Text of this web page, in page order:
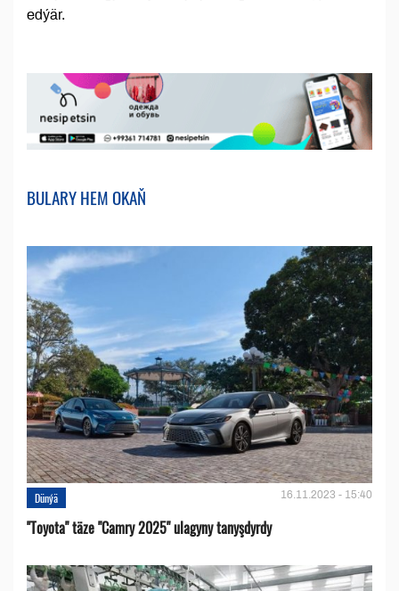
edýär.
BULARY HEM OKAŇ
Dünýä 16.11.2023 - 15:40
''Toyota" täze "Camry 2025" ulagyny tanyşdyrdy